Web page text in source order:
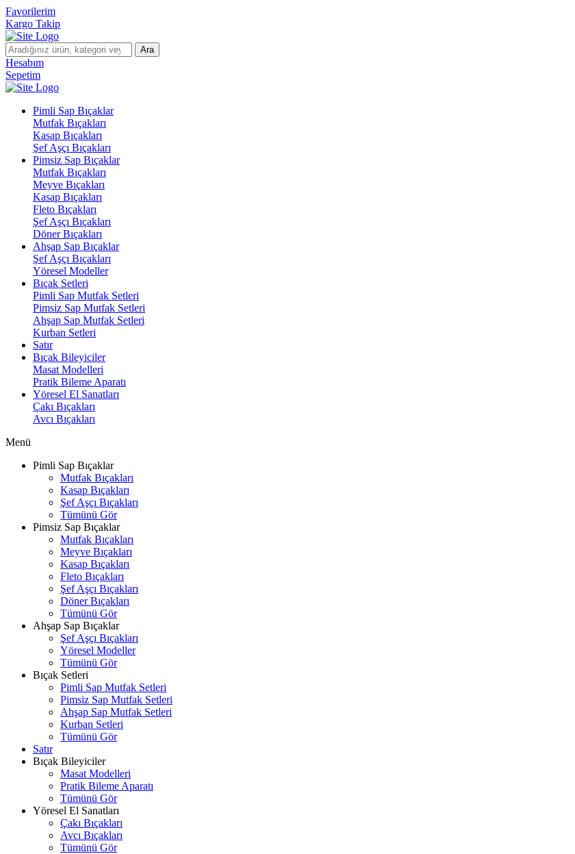
Favorilerim
Kargo Takip
Ara
Hesabım
Sepetim
Pimli Sap Bıçaklar
Mutfak Bıçakları
Kasap Bıçakları
Şef Aşçı Bıçakları
Pimsiz Sap Bıçaklar
Mutfak Bıçakları
Meyve Bıçakları
Kasap Bıçakları
Fleto Bıçakları
Şef Aşçı Bıçakları
Döner Bıçakları
Ahşap Sap Bıçaklar
Şef Aşçı Bıçakları
Yöresel Modeller
Bıçak Setleri
Pimli Sap Mutfak Setleri
Pimsiz Sap Mutfak Setleri
Ahşap Sap Mutfak Setleri
Kurban Setleri
Satır
Bıçak Bileyiciler
Masat Modelleri
Pratik Bileme Aparatı
Yöresel El Sanatları
Çakı Bıçakları
Avcı Bıçakları
Menü
Pimli Sap Bıçaklar
Mutfak Bıçakları
Kasap Bıçakları
Şef Aşçı Bıçakları
Tümünü Gör
Pimsiz Sap Bıçaklar
Mutfak Bıçakları
Meyve Bıçakları
Kasap Bıçakları
Fleto Bıçakları
Şef Aşçı Bıçakları
Döner Bıçakları
Tümünü Gör
Ahşap Sap Bıçaklar
Şef Aşçı Bıçakları
Yöresel Modeller
Tümünü Gör
Bıçak Setleri
Pimli Sap Mutfak Setleri
Pimsiz Sap Mutfak Setleri
Ahşap Sap Mutfak Setleri
Kurban Setleri
Tümünü Gör
Satır
Bıçak Bileyiciler
Masat Modelleri
Pratik Bileme Aparatı
Tümünü Gör
Yöresel El Sanatları
Çakı Bıçakları
Avcı Bıçakları
Tümünü Gör